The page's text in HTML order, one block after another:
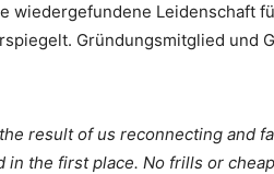
wiedergefundene Leidenschaft
Gründungsmitglied und
result of us reconnecting and
the first place. No frills or